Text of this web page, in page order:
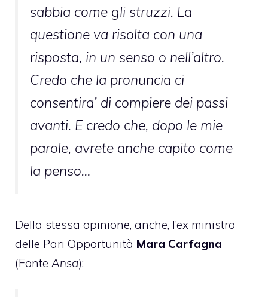
sabbia come gli struzzi. La
questione va risolta con una
risposta, in un senso o nell’altro.
Credo che la pronuncia ci
consentira’ di compiere dei passi
avanti. E credo che, dopo le mie
parole, avrete anche capito come
la penso…
Della stessa opinione, anche, l’ex ministro
delle Pari Opportunità Mara Carfagna
(Fonte Ansa):